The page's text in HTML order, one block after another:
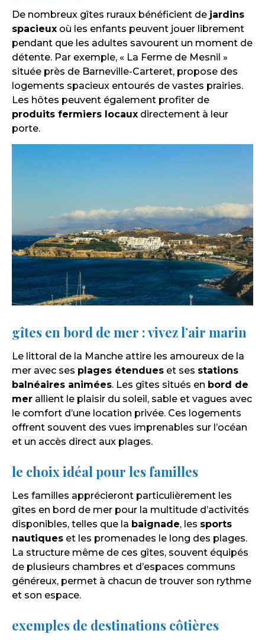
De nombreux gîtes ruraux bénéficient de jardins
spacieux où les enfants peuvent jouer librement
pendant que les adultes savourent un moment de
détente. Par exemple, « La Ferme de Mesnil »
située près de Barneville-Carteret, propose des
logements spacieux entourés de vastes prairies.
Les hôtes peuvent également profiter de
produits fermiers locaux directement à leur
porte.
gîtes en bord de mer : vivez l’air marin
Le littoral de la Manche attire les amoureux de la
mer avec ses plages étendues et ses stations
balnéaires animées. Les gîtes situés en bord de
mer allient le plaisir du soleil, sable et vagues avec
le comfort d’une location privée. Ces logements
offrent souvent des vues imprenables sur l’océan
et un accès direct aux plages.
le choix idéal pour les familles
Les familles apprécieront particulièrement les
gîtes en bord de mer pour la multitude d’activités
disponibles, telles que la baignade, les sports
nautiques et les promenades le long des plages.
La structure même de ces gîtes, souvent équipés
de plusieurs chambres et d’espaces communs
généreux, permet à chacun de trouver son rythme
et son espace.
exemples de destinations côtières